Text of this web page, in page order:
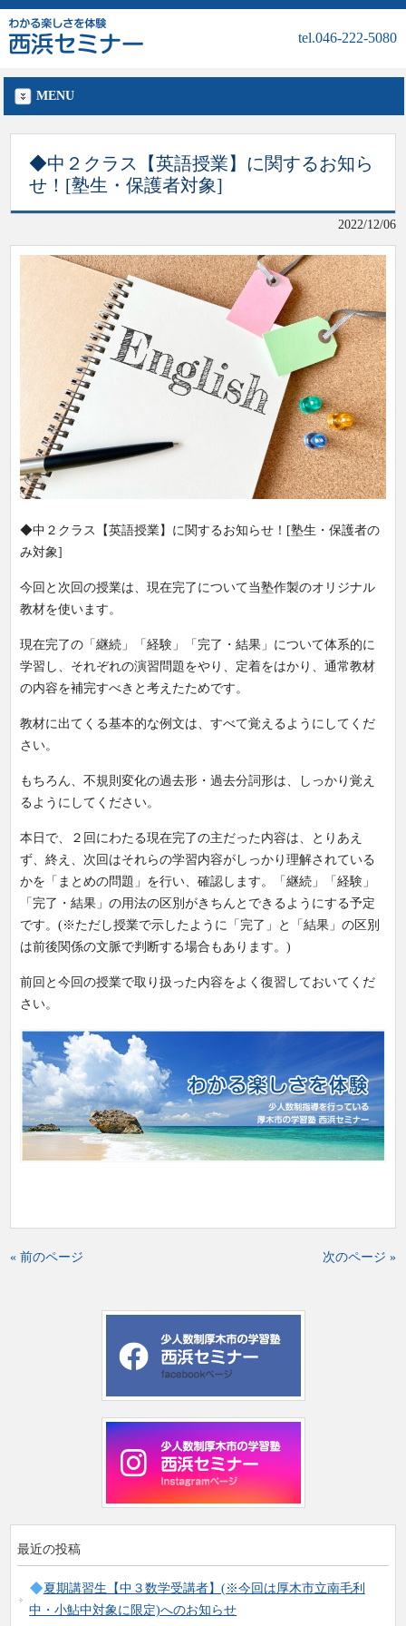
tel.046-222-5080
MENU
◆中２クラス【英語授業】に関するお知ら
せ！[塾生・保護者対象]
2022/12/06
◆中２クラス【英語授業】に関するお知らせ！[塾生・保護者の
み対象]
今回と次回の授業は、現在完了について当塾作製のオリジナル
教材を使います。
現在完了の「継続」「経験」「完了・結果」について体系的に
学習し、それぞれの演習問題をやり、定着をはかり、通常教材
の内容を補完すべきと考えたためです。
教材に出てくる基本的な例文は、すべて覚えるようにしてくだ
さい。
もちろん、不規則変化の過去形・過去分詞形は、しっかり覚え
るようにしてください。
本日で、２回にわたる現在完了の主だった内容は、とりあえ
ず、終え、次回はそれらの学習内容がしっかり理解されている
かを「まとめの問題」を行い、確認します。「継続」「経験」
「完了・結果」の用法の区別がきちんとできるようにする予定
です。(※ただし授業で示したように「完了」と「結果」の区別
は前後関係の文脈で判断する場合もあります。)
前回と今回の授業で取り扱った内容をよく復習しておいてくだ
さい。
« 前のページ 次のページ »
最近の投稿
夏期講習生【中３数学受講者】(※今回は厚木市立南毛利
中・小鮎中対象に限定)へのお知らせ